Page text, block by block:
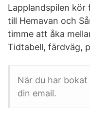
Lapplandspilen kör
till Hemavan och
timme att åka
Tidtabell, färdväg,
När du har
din email.